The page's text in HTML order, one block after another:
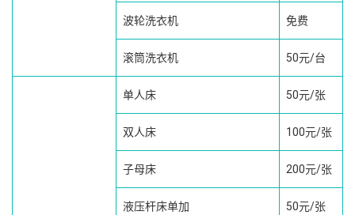
波轮洗衣机 免费
滚筒洗衣机 50元/台
单人床 50元/张
双人床 100元/张
子母床 200元/张
液压杆床单加 50元/张